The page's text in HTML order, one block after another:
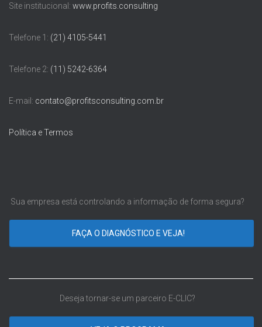
Site institucional: www.profits.consulting
Telefone 1: (21) 4105-5441
Telefone 2: (11) 5242-6364
E-mail: contato@profitsconsulting.com.br
Política e Termos
Sua empresa está controlando a informação de forma segura?
FAÇA O DIAGNÓSTICO E VEJA!
Deseja tornar-se um parceiro E-CLIC?